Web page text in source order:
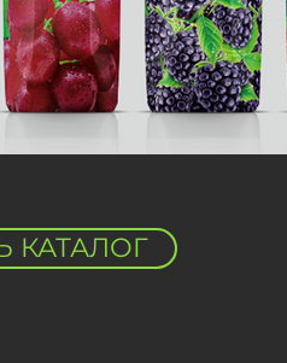
КАТАЛОГ